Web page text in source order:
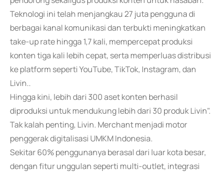
Teknologi ini telah menjangkau 27 juta pengguna di
berbagai kanal komunikasi dan terbukti meningkatkan
take-up rate hingga 1,7 kali, mempercepat produksi
konten tiga kali lebih cepat, serta memperluas distribusi
ke platform seperti YouTube, TikTok, Instagram, dan
Livin..
Hingga kini, lebih dari 300 aset konten berhasil
diproduksi untuk mendukung lebih dari 30 produk Livin".
Tak kalah penting, Livin. Merchant menjadi motor
penggerak digitalisasi UMKM Indonesia.
Sekitar 60% penggunanya berasal dari luar kota besar,
dengan fitur unggulan seperti multi-outlet, integrasi